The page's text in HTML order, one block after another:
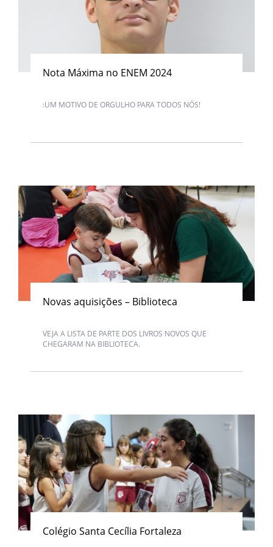
Nota Máxima no ENEM 2024
:UM MOTIVO DE ORGULHO PARA TODOS NÓS!
Novas aquisições – Biblioteca
VEJA A LISTA DE PARTE DOS LIVROS NOVOS QUE
CHEGARAM NA BIBLIOTECA.
Colégio Santa Cecília Fortaleza